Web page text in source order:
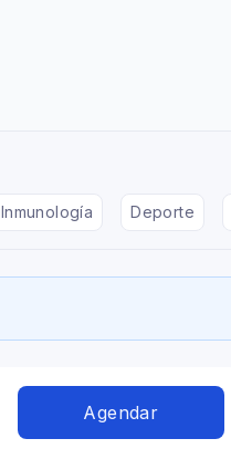
Inmunología Deporte
Agendar